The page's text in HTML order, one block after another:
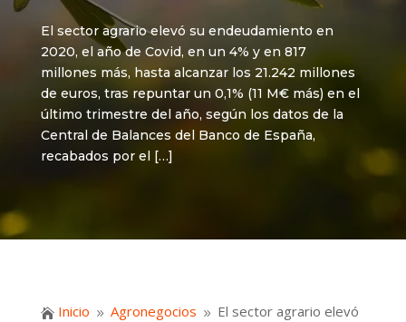
El sector agrario elevó su endeudamiento en
2020, el año de Covid, en un 4% y en 817
millones más, hasta alcanzar los 21.242 millones
de euros, tras repuntar un 0,1% (11 M€ más) en el
último trimestre del año, según los datos de la
Central de Balances del Banco de España,
recabados por el […]
 Inicio 9 Agronegocios 9 El sector agrario elevó